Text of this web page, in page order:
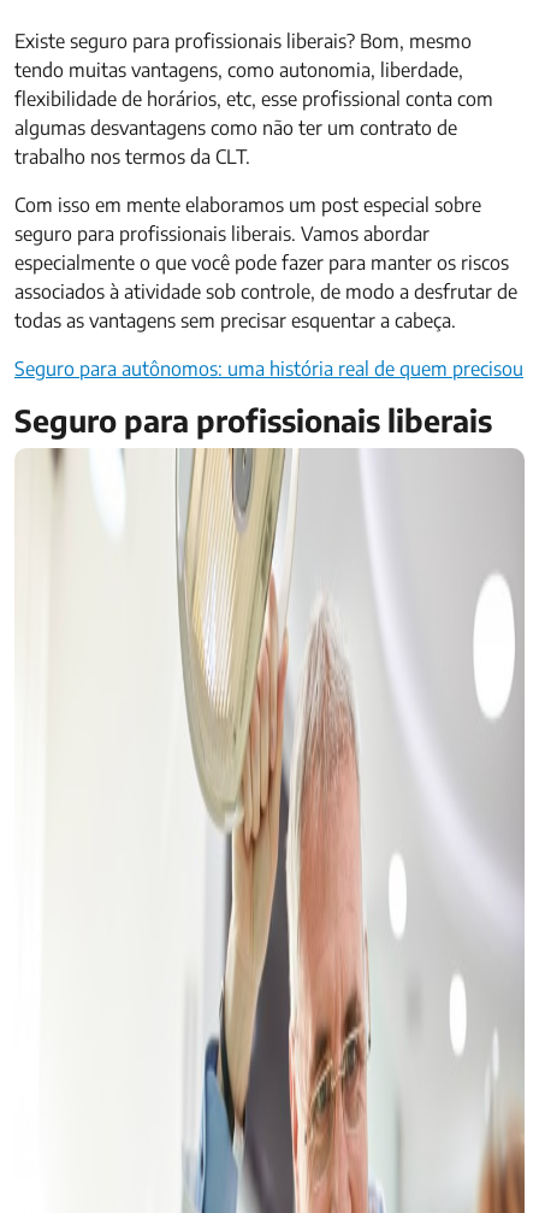
Existe seguro para profissionais liberais? Bom, mesmo
tendo muitas vantagens, como autonomia, liberdade,
flexibilidade de horários, etc, esse profissional conta com
algumas desvantagens como não ter um contrato de
trabalho nos termos da CLT.
Com isso em mente elaboramos um post especial sobre
seguro para profissionais liberais. Vamos abordar
especialmente o que você pode fazer para manter os riscos
associados à atividade sob controle, de modo a desfrutar de
todas as vantagens sem precisar esquentar a cabeça.
Seguro para autônomos: uma história real de quem precisou
Seguro para profissionais liberais